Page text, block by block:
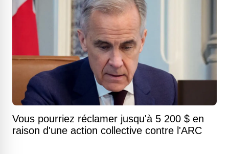
Vous pourriez réclamer jusqu'à 5 200 $ en
raison d'une action collective contre l'ARC